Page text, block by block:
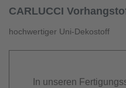
CARLUCCI
hochwertiger Uni-Dekostoff
In unseren